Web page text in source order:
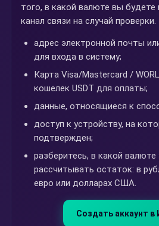
того, в какой валюте вы будете
канал связи на случай проверки.
адрес электронной почты
для входа в систему;
Карта Visa/Mastercard /
кошелек USDT для оплаты;
данные, относящиеся к
доступ к устройству, на
подтвержден;
разберитесь, в какой валюте
рассчитывать остаток: в
евро или долларах США.
Создать аккаунт в